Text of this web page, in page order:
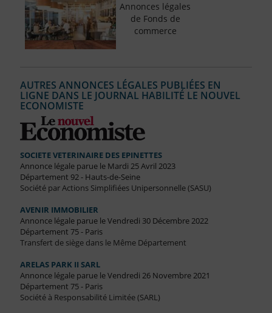
Annonces légales
de Fonds de
commerce
AUTRES ANNONCES LÉGALES PUBLIÉES EN
LIGNE DANS LE JOURNAL HABILITÉ LE NOUVEL
ECONOMISTE
SOCIETE VETERINAIRE DES EPINETTES
Annonce légale parue le Mardi 25 Avril 2023
Département 92 - Hauts-de-Seine
Société par Actions Simplifiées Unipersonnelle (SASU)
AVENIR IMMOBILIER
Annonce légale parue le Vendredi 30 Décembre 2022
Département 75 - Paris
Transfert de siège dans le Même Département
ARELAS PARK II SARL
Annonce légale parue le Vendredi 26 Novembre 2021
Département 75 - Paris
Société à Responsabilité Limitée (SARL)